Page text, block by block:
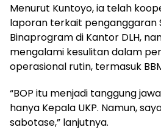
Menurut Kuntoyo, ia telah
laporan terkait penganggaran
Binaprogram di Kantor DLH,
mengalami kesulitan dalam
operasional rutin, termasuk
“BOP itu menjadi tanggung
hanya Kepala UKP. Namun,
sabotase,” lanjutnya.